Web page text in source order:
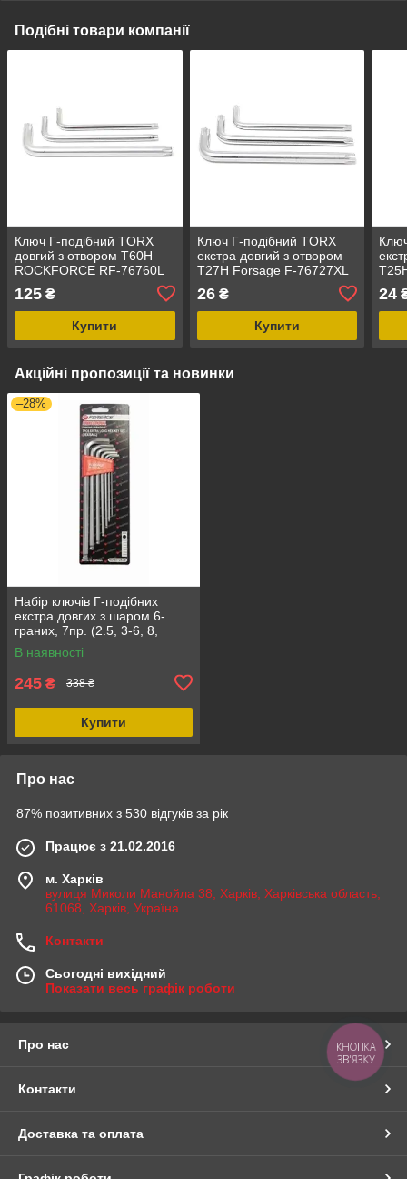
Подібні товари компанії
Ключ Г-подібний TORX
довгий з отвором T60H
ROCKFORCE RF-76760L
125 ₴
Купити
Ключ Г-подібний TORX
екстра довгий з отвором
T27H Forsage F-76727XL
26₴
Купити
24
Акційні пропозиції та новинки
–28%
Набір ключів Г-подібних
екстра довгих з шаром 6-
граних, 7пр. (2.5, 3-6, 8,
10мм) Forsage F-5072XLB
В наявності
245 ₴ 338 ₴
Купити
Про нас
87% позитивних з 530 відгуків за рік
Працює з 21.02.2016
м. Харків
вулиця Миколи Манойла 38, Харків, Харківська область,
61068, Харків, Україна
Контакти
Сьогодні вихідний
Показати весь графік роботи
Про нас
Контакти
Доставка та оплата
КНОПКА
ЗВ'ЯЗКУ